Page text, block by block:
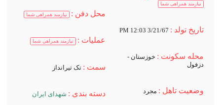
نیازمند همراهی شما
تاریخ تولد : 3/21/67 12:03 PM
محله سکونت : خوزستان -
دزفول
وضعیت تاهل : مجرد
محل دفن : نیازمند همراهی شما
عملیات : نیازمند همراهی شما
سمت : تک تیرانداز
دسته بندی : شهدای ایران